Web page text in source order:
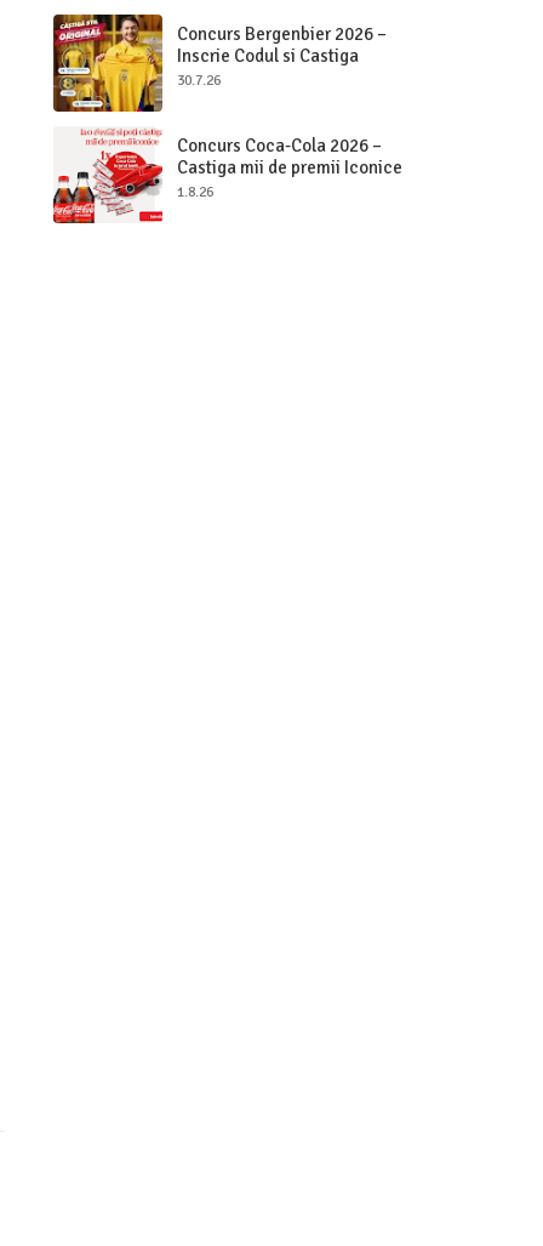
Concurs Bergenbier 2026 –
Inscrie Codul si Castiga
Premii Originale
30.7.26
Concurs Coca-Cola 2026 –
Castiga mii de premii Iconice
1.8.26